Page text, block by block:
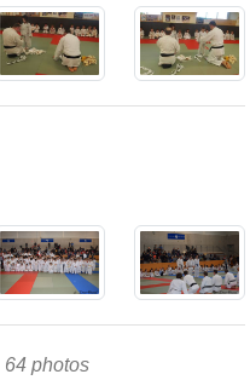
64 photos